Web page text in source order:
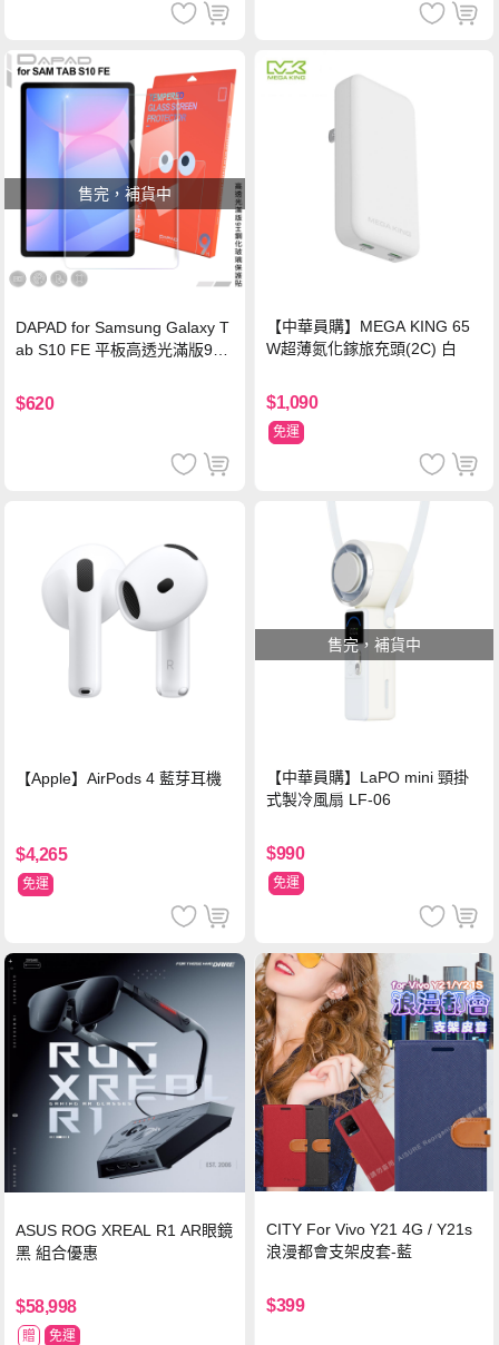
售完，補貨中
DAPAD for Samsung Galaxy T
ab S10 FE 平板高透光滿版9H
$620
【中華員購】MEGA KING 65
W超薄氮化鎵旅充頭(2C) 白
$1,090
免運
【Apple】AirPods 4 藍芽耳機
$4,265
免運
售完，補貨中
【中華員購】LaPO mini 頸掛
式製冷風扇 LF-06
$990
免運
ASUS ROG XREAL R1 AR眼鏡
黑 組合優惠
$58,998
贈 免運
CITY For Vivo Y21 4G / Y21s
浪漫都會支架皮套-藍
$399